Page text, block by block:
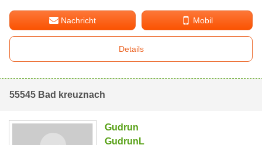
Nachricht Mobil
Details
55545 Bad kreuznach
Gudrun
GudrunL